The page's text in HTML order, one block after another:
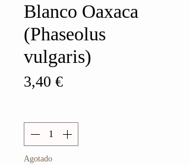
Blanco Oaxaca
(Phaseolus
vulgaris)
3,40 €Precio
Agotado